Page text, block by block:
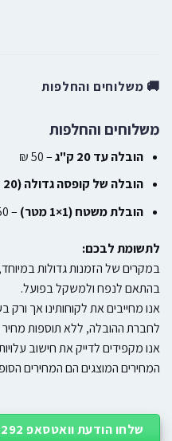
🚚 משלוחים והחלפות
משלוחים והחלפות
הובלה עד 20 ק"ג
– 50 ₪
הובלה של קופסה גדולה (20 ק"ג – 100 ק"ג)
הובלת משטח (1×1 מטר)
– 250 ₪ (חישוב לפי נפח ולא לפי משקל)
לתשומת לבכם:
במקרים של הזמנות גדולות
בהתאם לנפח ולמשקל בפועל.
אנו מחייבים את לקוחותינו אך
לחברת ההובלה, ללא תוספות מחיר
המחירים המוצגים הם המחירים
שלחו הודעת וואטסאפ 052-227-7292